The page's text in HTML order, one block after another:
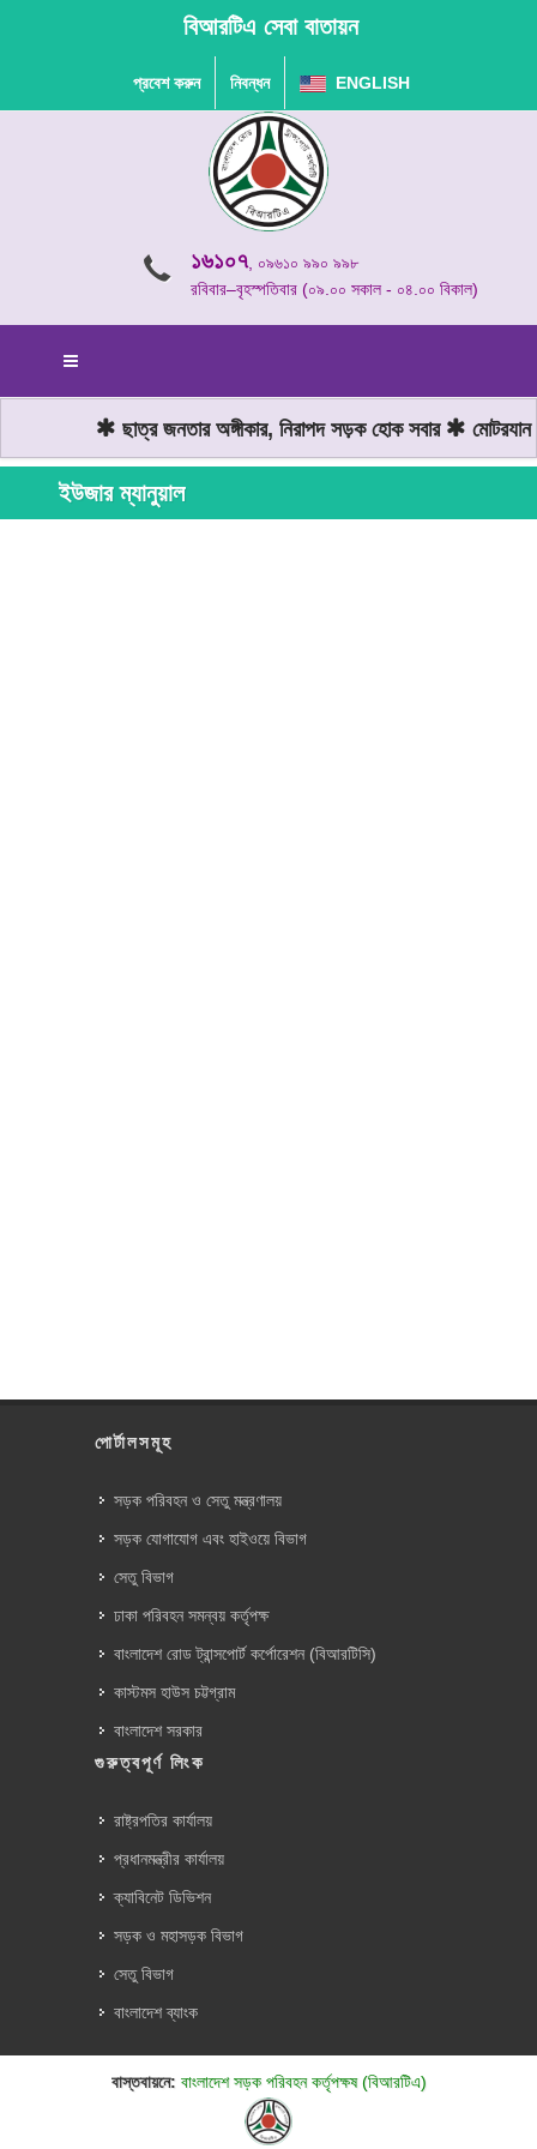
বিআরটিএ সেবা বাতায়ন
প্রবেশ করুন নিবন্ধন ENGLISH
১৬১০৭, ০৯৬১০ ৯৯০ ৯৯৮
রবিবার–বৃহস্পতিবার (০৯.০০ সকাল - ০৪.০০ বিকাল)
ছাত্র জনতার অঙ্গীকার, নিরাপদ সড়ক হোক সবার মোটরযান
ইউজার ম্যানুয়াল
পোর্টালসমূহ
সড়ক পরিবহন ও সেতু মন্ত্রণালয়
সড়ক যোগাযোগ এবং হাইওয়ে বিভাগ
সেতু বিভাগ
ঢাকা পরিবহন সমন্বয় কর্তৃপক্ষ
বাংলাদেশ রোড ট্রান্সপোর্ট কর্পোরেশন (বিআরটিসি)
কাস্টমস হাউস চট্টগ্রাম
বাংলাদেশ সরকার
গুরুত্বপূর্ণ লিংক
রাষ্ট্রপতির কার্যালয়
প্রধানমন্ত্রীর কার্যালয়
ক্যাবিনেট ডিভিশন
সড়ক ও মহাসড়ক বিভাগ
সেতু বিভাগ
বাংলাদেশ ব্যাংক
বাস্তবায়নে: বাংলাদেশ সড়ক পরিবহন কর্তৃপক্ষ (বিআরটিএ)